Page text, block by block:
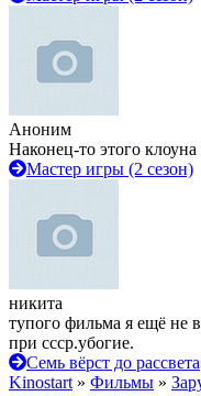
Аноним
Наконец-то этого
Мастер игры (2 сезон)
никита
тупого фильма я ещё не
при ссср.убогие.
Семь вёрст до рассвета
Kinostart » Фильмы »